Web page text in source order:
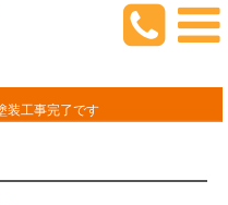
装工事完了です